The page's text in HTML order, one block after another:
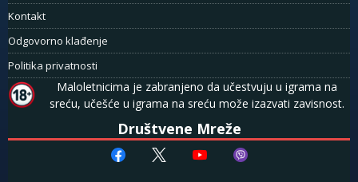
Kontakt
Odgovorno klađenje
Politika privatnosti
Maloletnicima je zabranjeno da učestvuju u igrama na
sreću, učešće u igrama na sreću može izazvati zavisnost.
Društvene Mreže